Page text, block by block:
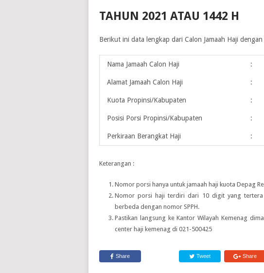
TAHUN 2021 ATAU 1442 H
Berikut ini data lengkap dari Calon Jamaah Haji
Nama Jamaah Calon Haji :
Alamat Jamaah Calon Haji :
Kuota Propinsi/Kabupaten :
Posisi Porsi Propinsi/Kabupaten :
Perkiraan Berangkat Haji :
Keterangan :
Nomor porsi hanya untuk jamaah haji kuota Depag
Nomor porsi haji terdiri dari 10 digit yang
berbeda dengan nomor SPPH.
Pastikan langsung ke Kantor Wilayah Kemenag
center haji kemenag di 021-500425
Share Tweet Share